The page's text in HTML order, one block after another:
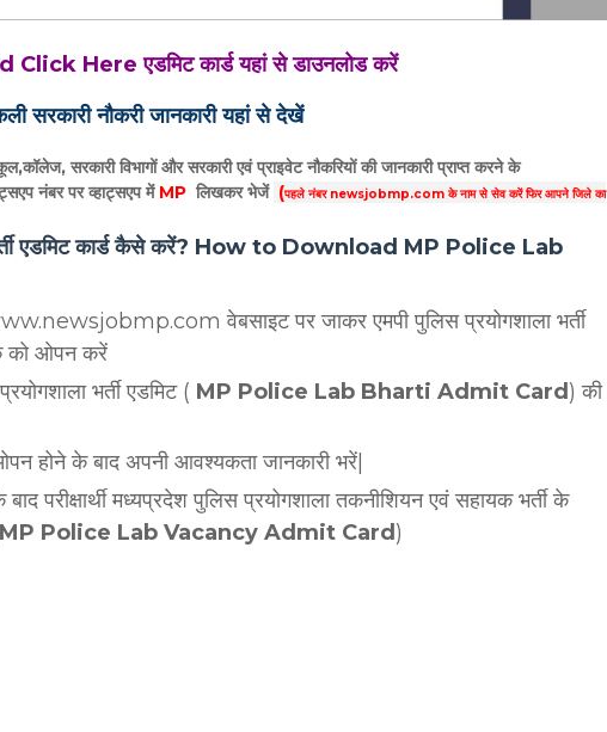
Here एडमिट कार्ड यहां से डाउनलोड करें
सरकारी नौकरी जानकारी यहां से देखें
सरकारी विभागों और सरकारी एवं प्राइवेट नौकरियों की जानकारी प्राप्त करने के
नंबर पर व्हाट्सएप में MP लिखकर भेजें (पहले नंबर newsjobmp.com के नाम से सेव करें फिर आपनेजिले का
भर्ती एडमिट कार्ड कैसे करें? How to Download MP Police Lab
वेबसाइट पर जाकर एमपी पुलिस प्रयोगशाला भर्ती
को ओपन करें
भर्ती एडमिट ( MP Police Lab Bharti Admit Card ) की
होने के बाद अपनी आवश्यकता जानकारी भरें|
परीक्षार्थी मध्यप्रदेश पुलिस प्रयोगशाला तकनीशियन एवं सहायक भर्ती के
MP Police Lab Vacancy Admit Card )